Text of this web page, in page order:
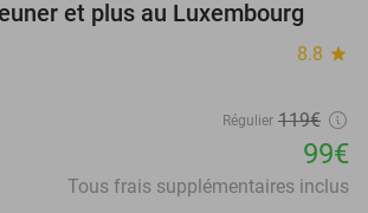
et plus au Luxembourg
8.8 star
Régulier 119€
99€
Tous frais supplémentaires inclus